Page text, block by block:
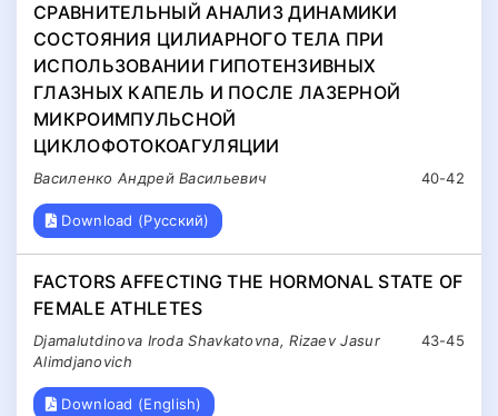
СРАВНИТЕЛЬНЫЙ АНАЛИЗ ДИНАМИКИ
СОСТОЯНИЯ ЦИЛИАРНОГО ТЕЛА ПРИ
ИСПОЛЬЗОВАНИИ ГИПОТЕНЗИВНЫХ
ГЛАЗНЫХ КАПЕЛЬ И ПОСЛЕ ЛАЗЕРНОЙ
МИКРОИМПУЛЬСНОЙ
ЦИКЛОФОТОКОАГУЛЯЦИИ
40-42
Василенко Андрей Васильевич
Download (Русский)
FACTORS AFFECTING THE HORMONAL STATE OF
FEMALE ATHLETES
43-45
Djamalutdinova Iroda Shavkatovna, Rizaev Jasur
Alimdjanovich
Download (English)